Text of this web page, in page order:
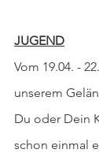
JUGEND
Vom 19.04. -
unserem
Du oder Dein
schon einmal